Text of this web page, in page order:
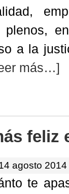
plenos,
a la
más…]
feliz
agosto
te